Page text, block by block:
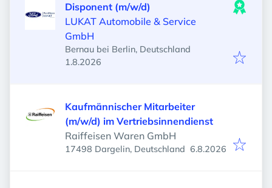
Disponent (m/w/d)
LUKAT Automobile & Service
GmbH
Bernau bei Berlin, Deutschland
Veröffentlicht
1.8.2026
Kaufmännischer Mitarbeiter
(m/w/d) im Vertriebsinnendienst
Raiffeisen Waren GmbH
17498 Dargelin, Deutschland Veröffentlicht:
6.8.2026